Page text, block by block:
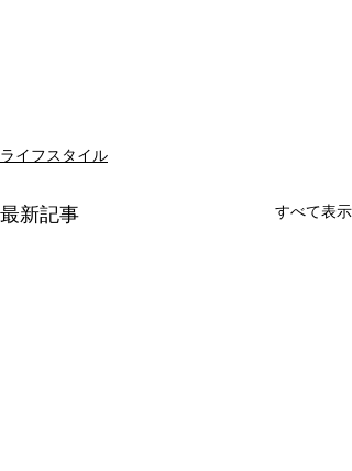
ライフスタイル
最新記事 すべて表示